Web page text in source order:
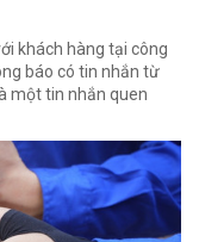
khách hàng tại công
báo có tin nhắn từ
một tin nhắn quen